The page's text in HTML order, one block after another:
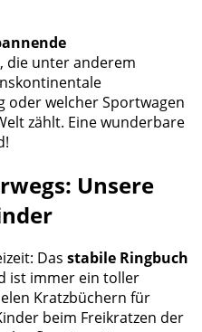
, die unter anderem
oder welcher Sportwagen
zählt. Eine wunderbare
Unsere
Das stabile Ringbuch
ist immer ein toller
Kratzbüchern für
beim Freikratzen der